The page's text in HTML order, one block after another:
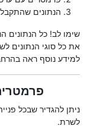
הנתונים
שימו לב! כל הנתונים
את כל סוגי הנתונים
למידע נוסף ראה
ניתן להגדיר שבכל
לשרת.